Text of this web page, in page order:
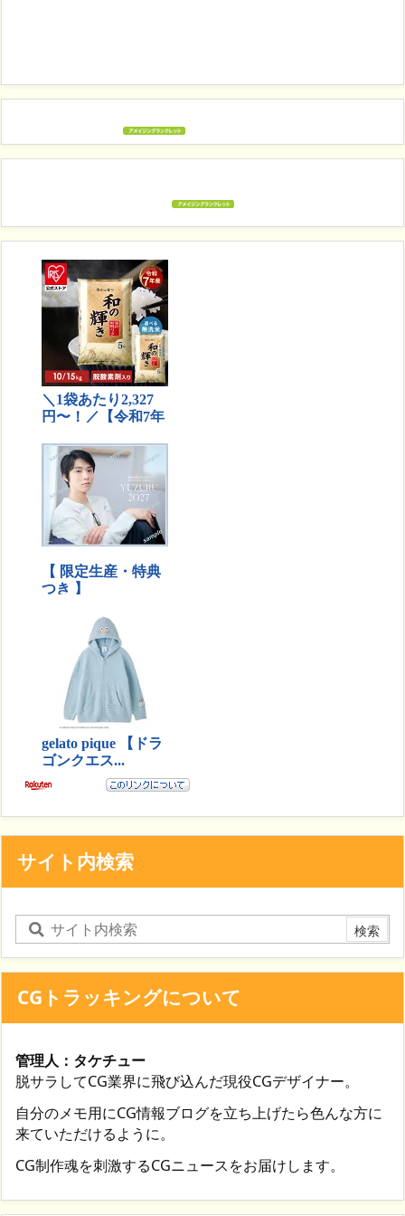
サイト内検索
CGトラッキングについて
管理人：タケチュー
脱サラしてCG業界に飛び込んだ現役CGデザイナー。
自分のメモ用にCG情報ブログを立ち上げたら色んな方に
来ていただけるように。
CG制作魂を刺激するCGニュースをお届けします。